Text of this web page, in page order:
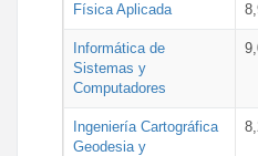
Física Aplicada
Informática de
Sistemas y
Computadores
Ingeniería Cartográfica
Geodesia y